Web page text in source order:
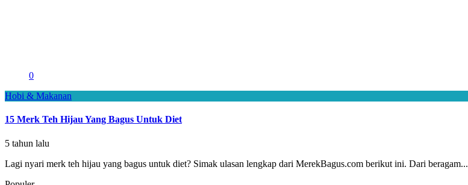
0
Hobi & Makanan
15 Merk Teh Hijau Yang Bagus Untuk Diet
5 tahun lalu
Lagi nyari merk teh hijau yang bagus untuk diet? Simak ulasan lengkap dari MerekBagus.com berikut ini. Dari beragam...